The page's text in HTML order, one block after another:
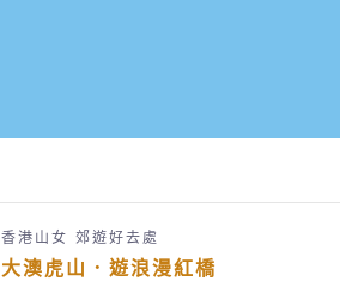
香港山女 郊遊好去處
大澳虎山．遊浪漫紅橋